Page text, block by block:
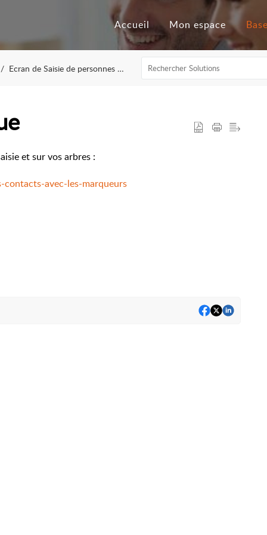
Accueil Mon espace
Ecran de Saisie de personnes - des événements
et sur vos arbres :
avec-les-marqueurs